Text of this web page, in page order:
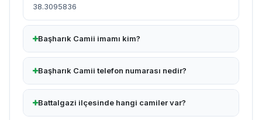
38.3095836
Başharık Camii imamı kim?
Başharık Camii telefon numarası nedir?
Battalgazi ilçesinde hangi camiler var?